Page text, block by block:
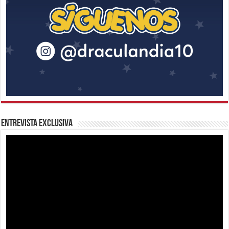
Entrevista Exclusiva